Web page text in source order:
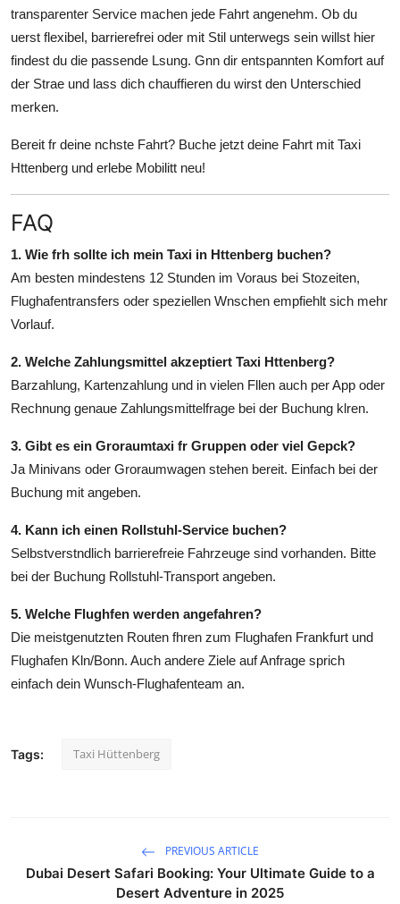
transparenter Service machen jede Fahrt angenehm. Ob du
uerst flexibel, barrierefrei oder mit Stil unterwegs sein willst hier
findest du die passende Lsung. Gnn dir entspannten Komfort auf
der Strae und lass dich chauffieren du wirst den Unterschied
merken.
Bereit fr deine nchste Fahrt? Buche jetzt deine Fahrt mit Taxi
Httenberg und erlebe Mobilitt neu!
FAQ
1. Wie frh sollte ich mein Taxi in Httenberg buchen?
Am besten mindestens 12 Stunden im Voraus bei Stozeiten,
Flughafentransfers oder speziellen Wnschen empfiehlt sich mehr
Vorlauf.
2. Welche Zahlungsmittel akzeptiert Taxi Httenberg?
Barzahlung, Kartenzahlung und in vielen Fllen auch per App oder
Rechnung genaue Zahlungsmittelfrage bei der Buchung klren.
3. Gibt es ein Groraumtaxi fr Gruppen oder viel Gepck?
Ja Minivans oder Groraumwagen stehen bereit. Einfach bei der
Buchung mit angeben.
4. Kann ich einen Rollstuhl-Service buchen?
Selbstverstndlich barrierefreie Fahrzeuge sind vorhanden. Bitte
bei der Buchung Rollstuhl-Transport angeben.
5. Welche Flughfen werden angefahren?
Die meistgenutzten Routen fhren zum Flughafen Frankfurt und
Flughafen Kln/Bonn. Auch andere Ziele auf Anfrage sprich
einfach dein Wunsch-Flughafenteam an.
Tags: Taxi Hüttenberg
PREVIOUS ARTICLE
Dubai Desert Safari Booking: Your Ultimate Guide to a
Desert Adventure in 2025